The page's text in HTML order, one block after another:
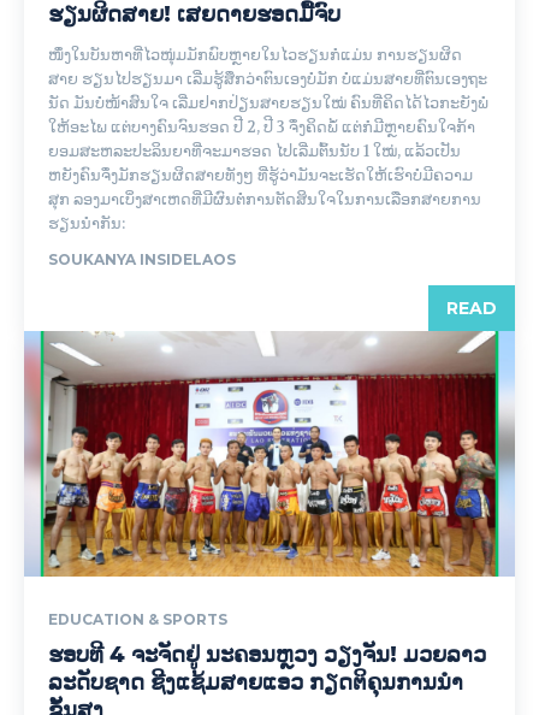
ຮຽນຜິດສາຍ! ເສຍດາຍຮອດມື້ຈົບ
ໜຶ່ງໃນບັນຫາທີ່ໄວໜຸ່ມມັກພົບຫຼາຍໃນໄວຮຽນກໍແມ່ນ ການຮຽນຜິດ
ສາຍ ຮຽນໄປຮຽນມາ ເລີ່ມຮູ້ສຶກວ່າຕົນເອງບໍ່ມັກ ບໍ່ແມ່ນສາຍທີ່ຕົນເອງຖະ
ນັດ ມັນບໍ່ໜ້າສົນໃຈ ເລີ່ມຢາກປ່ຽນສາຍຮຽນໃໝ່ ຄົນທີ່ຄິດໄດ້ໄວກະຍັງພໍ
ໃຫ້ອະໄພ ແຕ່ບາງຄົນຈົນຮອດ ປີ 2, ປີ 3 ຈຶ່ງຄິດພໍ້ ແຕ່ກໍມີຫຼາຍຄົນໃຈກ້າ
ຍອມສະຫລະປະລິນຍາທີ່ຈະມາຮອດ ໄປເລີ່ມຕົ້ນນັບ 1 ໃໝ່, ແລ້ວເປັນ
ຫຍັງຄົນຈຶ່ງມັກຮຽນຜິດສາຍທັງໆ ທີ່ຮູ້ວ່າມັນຈະເຮັດໃຫ້ເຮົາບໍ່ມີຄວາມ
ສຸກ ລອງມາເບິ່ງສາເຫດທີ່ມີຜົນຕໍ່ການຕັດສິນໃຈໃນການເລືອກສາຍການ
ຮຽນນຳກັນ:
SOUKANYA INSIDELAOS
READ
EDUCATION & SPORTS
ຮອບທີ 4 ຈະຈັດຢູ່ ນະຄອນຫຼວງ ວຽງຈັນ! ມວຍລາວ
ລະດັບຊາດ ຊີງແຊ້ມສາຍແອວ ກຽດຕິຄຸນການນຳ